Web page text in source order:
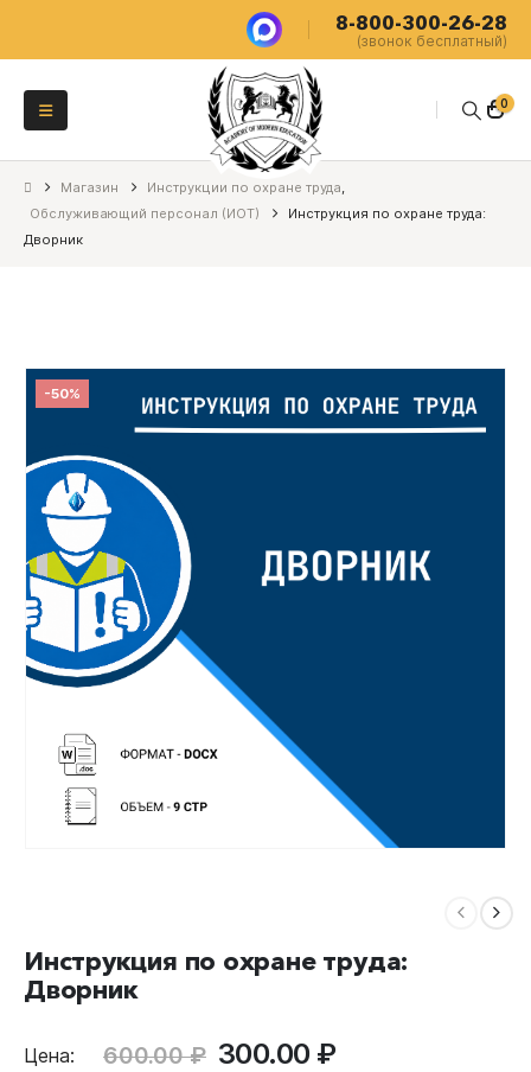
8-800-300-26-28
(звонок бесплатный)
0
Магазин Инструкции по охране труда,
Обслуживающий персонал (ИОТ)
Инструкция по охране труда:
Дворник
-50%
Инструкция по охране труда:
Дворник
Цена: 600.00₽ Первоначальная
300.00 ₽Текущая